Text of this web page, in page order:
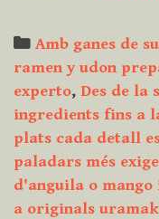
Categories
Amb ganes de
ramen y udon
experto, Des de la
ingredients fins a
plats cada detall
paladars més
d'anguila o
a originals